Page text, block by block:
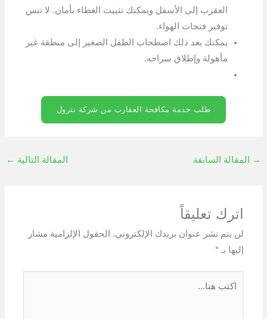
العقرب إلى الأسفل ويمكنك تثبيت الغطاء بأمان. لا تنس
توفير فتحات الهواء.
يمكنك بعد ذلك اصطحاب الطفل الصغير إلى منطقة غير
مأهولة وإطلاق سراحه.
طلب خدمة مكافحة العقارب من شركة نترول
→ المقالة السابقة المقالة التالية ←
اترك تعليقاً
لن يتم نشر عنوان بريدك الإلكتروني.
الحقول الإلزامية مشار
إليها بـ*